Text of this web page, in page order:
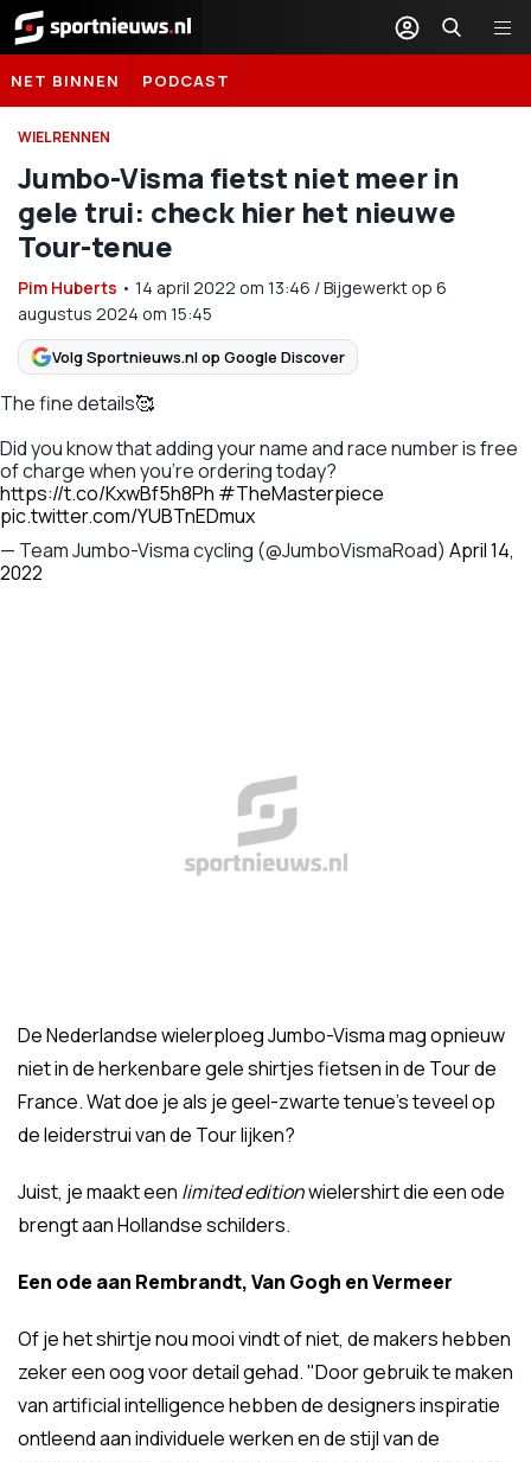
Sportnieuws.nl
NET BINNEN PODCAST
WIELRENNEN
Jumbo-Visma fietst niet meer in
gele trui: check hier het nieuwe
Tour-tenue
Pim Huberts • 14 april 2022 om 13:46 /Bijgewerkt op 6
augustus 2024 om 15:45
Volg Sportnieuws.nl op Google Discover
The fine details🥰
Did you know that adding your name and race number is free
of charge when you're ordering today?
https://t.co/KxwBf5h8Ph #TheMasterpiece
pic.twitter.com/YUBTnEDmux
— Team Jumbo-Visma cycling (@JumboVismaRoad) April 14,
2022
De Nederlandse wielerploeg Jumbo-Visma mag opnieuw
niet in de herkenbare gele shirtjes fietsen in de Tour de
France. Wat doe je als je geel-zwarte tenue's teveel op
de leiderstrui van de Tour lijken?
Juist, je maakt een limited editionwielershirt die een ode
brengt aan Hollandse schilders.
Een ode aan Rembrandt, Van Gogh en Vermeer
Of je het shirtje nou mooi vindt of niet, de makers hebben
zeker een oog voor detail gehad. "Door gebruik te maken
van artificial intelligence hebben de designers inspiratie
ontleend aan individuele werken en de stijl van de